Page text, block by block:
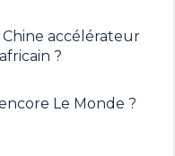
Chine accélérateur
?
Le Monde ?